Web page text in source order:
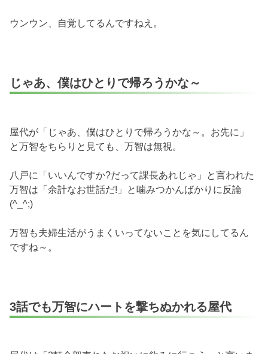
ウンウン、自覚してるんですねえ。
じゃあ、僕はひとりで帰ろうかな～
屋代が「じゃあ、僕はひとりで帰ろうかな～。お先に」
と万智をちらりと見ても、万智は無視。
八戸に「いいんですか?だって課長あれじゃ」と言われた
万智は「余計なお世話だ!」と噛みつかんばかりに反論
(^_^;)
万智も夫婦生活がうまくいってないことを気にしてるん
ですね～。
3話でも万智にハートを撃ちぬかれる屋代